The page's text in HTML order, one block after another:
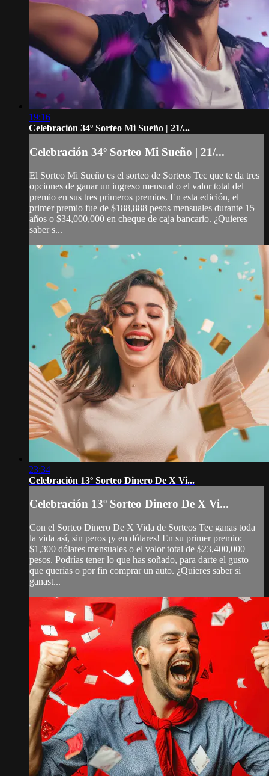
19:16
Celebración 34º Sorteo Mi Sueño | 21/...
Celebración 34º Sorteo Mi Sueño | 21/...
El Sorteo Mi Sueño es el sorteo de Sorteos Tec que te da tres
opciones de ganar un ingreso mensual o el valor total del
premio en sus tres primeros premios. En esta edición, el
primer premio fue de $188,888 pesos mensuales durante 15
años o $34,000,000 en cheque de caja bancario. ¿Quieres
saber s...
23:34
Celebración 13º Sorteo Dinero De X Vi...
Celebración 13º Sorteo Dinero De X Vi...
Con el Sorteo Dinero De X Vida de Sorteos Tec ganas toda
la vida así, sin peros ¡y en dólares! En su primer premio:
$1,300 dólares mensuales o el valor total de $23,400,000
pesos. Podrías tener lo que has soñado, para darte el gusto
que querías o por fin comprar un auto. ¿Quieres saber si
ganast...